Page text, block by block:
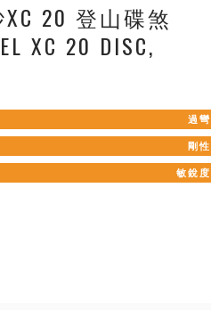
20 登山碟煞
XC 20 DISC,
過彎
剛性
敏銳度